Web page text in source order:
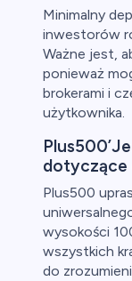
Minimalny
inwestorów
Ważne jest,
ponieważ
brokerami i
użytkownika.
Plus500
wysokości
wszystkich
do